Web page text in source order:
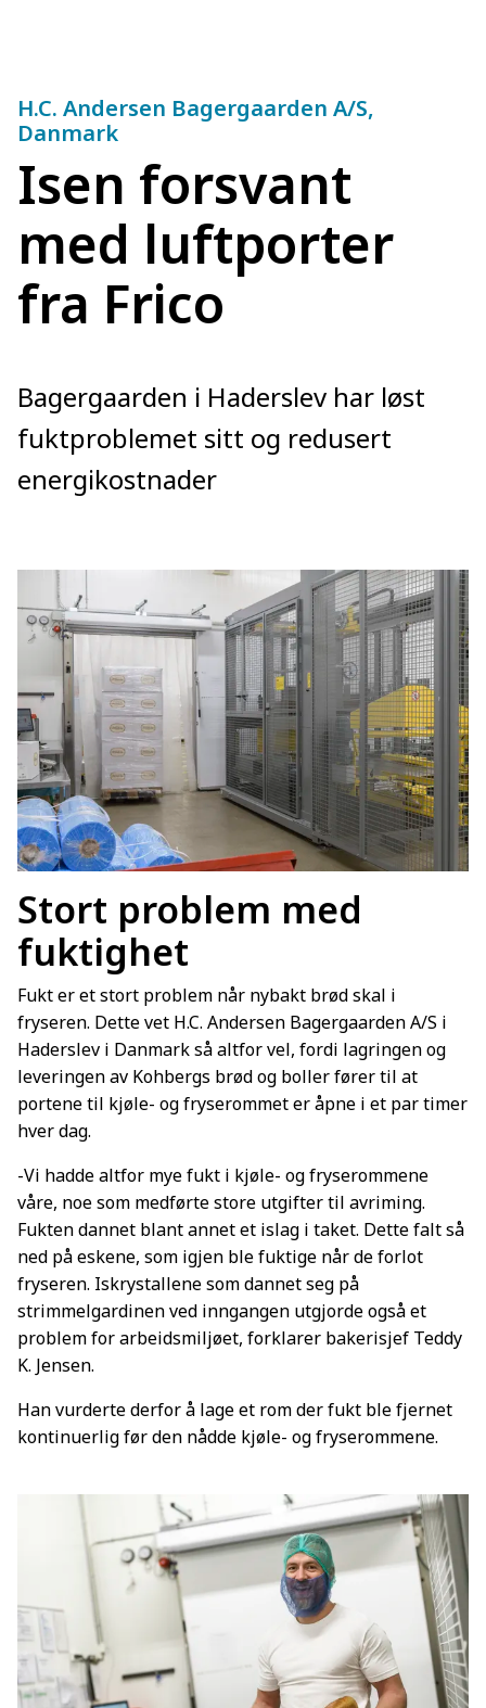
Isen forsvant
med luftporter
fra Frico
H.C. Andersen Bagergaarden A/S,
Danmark
Bagergaarden i Haderslev har løst
fuktproblemet sitt og redusert
energikostnader
Stort problem med
fuktighet
Fukt er et stort problem når nybakt brød skal i
fryseren. Dette vet H.C. Andersen Bagergaarden A/S i
Haderslev i Danmark så altfor vel, fordi lagringen og
leveringen av Kohbergs brød og boller fører til at
portene til kjøle- og fryserommet er åpne i et par timer
hver dag.
-Vi hadde altfor mye fukt i kjøle- og fryserommene
våre, noe som medførte store utgifter til avriming.
Fukten dannet blant annet et islag i taket. Dette falt så
ned på eskene, som igjen ble fuktige når de forlot
fryseren. Iskrystallene som dannet seg på
strimmelgardinen ved inngangen utgjorde også et
problem for arbeidsmiljøet, forklarer bakerisjef Teddy
K. Jensen.
Han vurderte derfor å lage et rom der fukt ble fjernet
kontinuerlig før den nådde kjøle- og fryserommene.